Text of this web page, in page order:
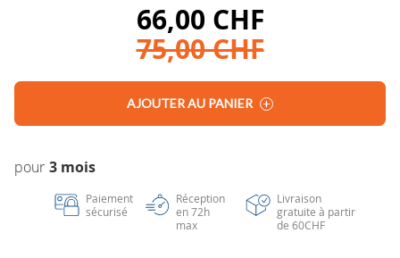
66,00 CHF
75,00 CHF
AJOUTER AU PANIER
3 mois
Paiement
sécurisé
Réception
en 72h
max
Livraison
gratuite à partir
de 60CHF